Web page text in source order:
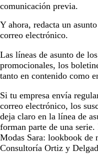
comunicación previa.
Y ahora, redacta un
correo electrónico.
Las líneas de asunto de
promocionales, los
tanto en contenido como
Si tu empresa envía
correo electrónico, los
deja claro en la línea de
forman parte de una
Modas Sara: lookbook de
Consultoría Ortiz y